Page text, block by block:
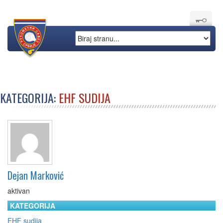
KATEGORIJA: EHF SUDIJA
Dejan Marković
aktivan
KATEGORIJA
EHF sudija